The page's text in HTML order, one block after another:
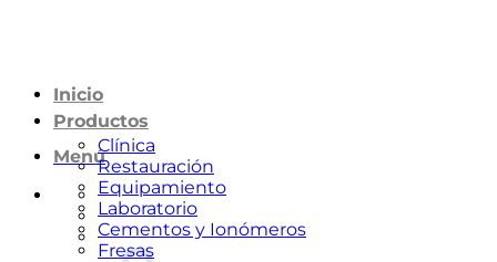
Menú
Inicio
Productos
Clínica
Restauración
Equipamiento
Laboratorio
Cementos y Ionómeros
Fresas